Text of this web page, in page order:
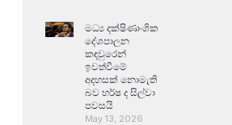
මධ්‍ය දක්ෂිණාංශික
දේශපාලන
කඳවුරෙන්
ඉවත්වීමේ
අදහසක් නොමැති
බව හර්ෂ ද සිල්වා
පවසයි
May 13, 2026